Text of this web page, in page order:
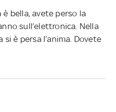
è bella, avete perso la
sull’elettronica. Nella
è persa l’anima. Dovete